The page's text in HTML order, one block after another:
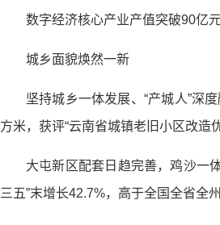
数字经济核心产业产值突破90亿
城乡面貌焕然一新
坚持城乡一体发展、“产城人”深
方米，获评“云南省城镇老旧小区改造
大屯新区配套日趋完善，鸡沙一
三五”末增长42.7%，高于全国全省全